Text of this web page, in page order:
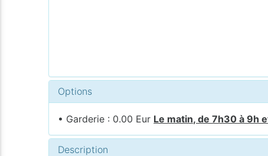
Options
• Garderie : 0.00 Eur Le matin, de 7h30 à 9h
Description